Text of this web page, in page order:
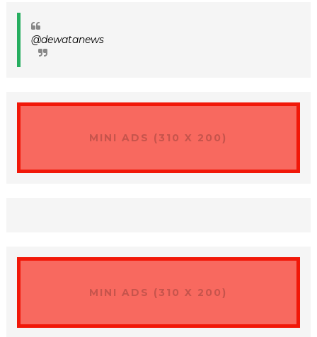
@dewatanews
MINI ADS (310 X 200)
MINI ADS (310 X 200)